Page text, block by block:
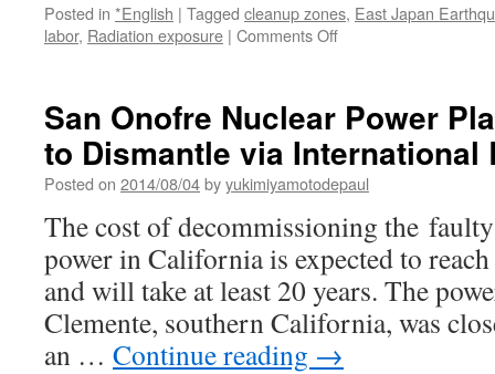
１
１
日
via
毎
日
聞
Posted in *English | Tagged cleanup zones, East Japan
labor, Radiation exposure | Comments Offon
allowable
ambient
radiation
level
nuclear
disaster
cleanup
zones
via
Mainichi
San Onofre Nuclear Power
to Dismantle via International
Posted on 2014/08/04byyukimiyamotodepaul
The cost of decommissioning the
power in California is expected to
and will take at least 20 years. The
Clemente, southern California, was
an … Continue reading →